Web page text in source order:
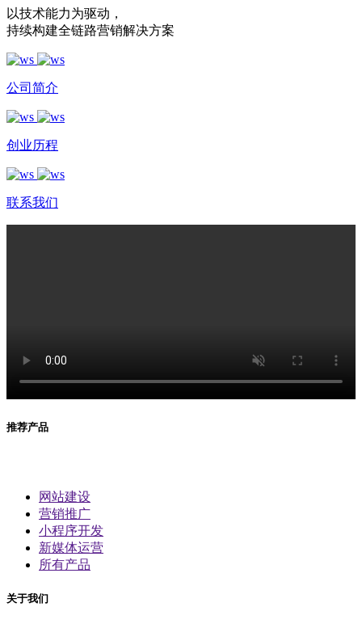
以技术能力为驱动 ，
持续构建全链路营销解决方案
公司简介
创业历程
联系我们
推荐产品
网站建设
营销推广
小程序开发
新媒体运营
所有产品
关于我们